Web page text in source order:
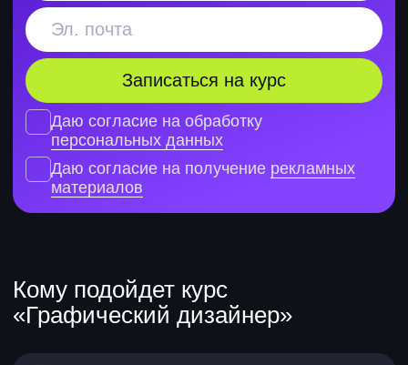
1. Погружение в профессию
Узнаете, что такое графический
Разберетесь в сферах применения
дизайна на реальных примерах
Изучите инструменты дизайнера
Поймете зоны ответственности
Разберетесь в форматах работы:
фриланс и работа в компании
Узнаете, какие есть направления
развития в профессии
работа над дизайн-проектом
Поймете, что такое ТЗ, бриф
и брифинг и как с ними работать
Научитесь анализировать
главное